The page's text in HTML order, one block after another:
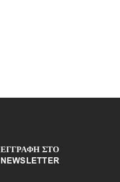
ΕΓΓΡΑΦΉ ΣΤΟ
NEWSLETTER